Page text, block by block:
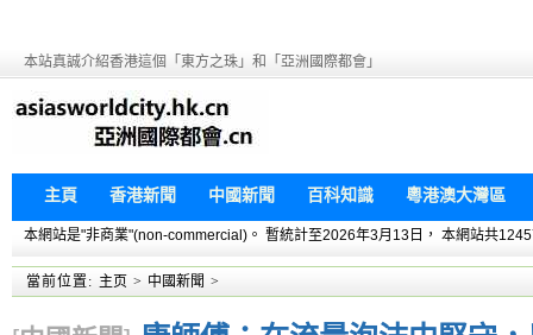
本站真誠介紹香港這個「東方之珠」和「亞洲國際都會」
主頁 香港新聞 中國新聞 百科知識 粵港澳大灣區
本網站是"非商業"(non-commercial)。 暫統計至2026年3月13日， 本網站共
當前位置: 主页 > 中國新聞 >